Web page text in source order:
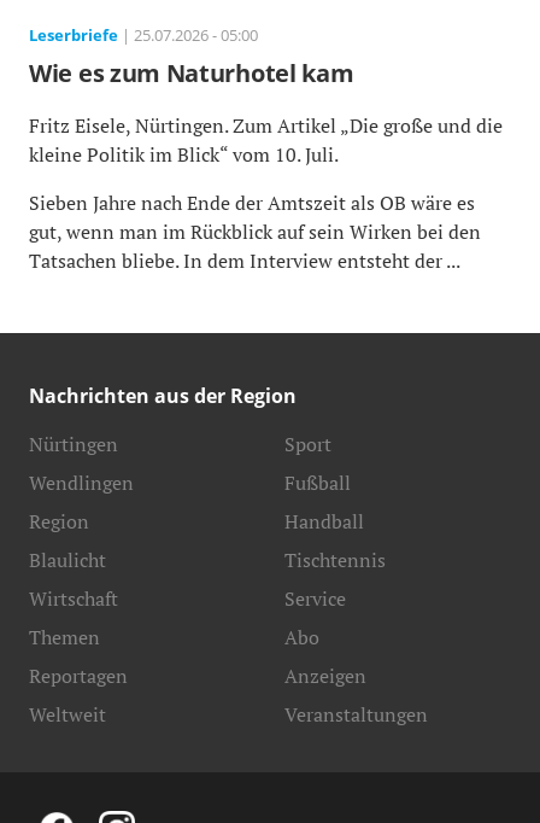
Leserbriefe | 25.07.2026 - 05:00
Wie es zum Naturhotel kam
Fritz Eisele, Nürtingen. Zum Artikel „Die große und die
kleine Politik im Blick“ vom 10. Juli.
Sieben Jahre nach Ende der Amtszeit als OB wäre es
gut, wenn man im Rückblick auf sein Wirken bei den
Tatsachen bliebe. In dem Interview entsteht der ...
Nachrichten aus der Region
Nürtingen
Wendlingen
Region
Blaulicht
Sport
Fußball
Handball
Tischtennis
Wirtschaft
Themen
Reportagen
Weltweit
Service
Abo
Anzeigen
Veranstaltungen